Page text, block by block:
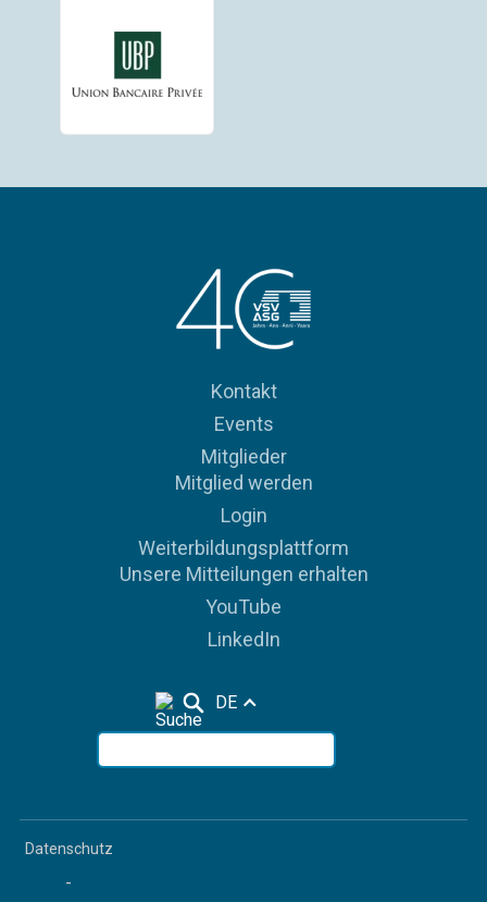
Kontakt
Events
Mitglieder
Mitglied werden
Login
Weiterbildungsplattform
Unsere Mitteilungen erhalten
YouTube
LinkedIn
DE
Datenschutz
-